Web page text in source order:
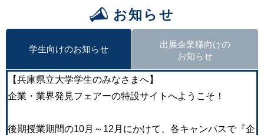
お知らせ
学生向けのお知らせ
出展企業様向けの
お知らせ
【兵庫県立大学学生のみなさまへ】
企業・業界発見フェアーの特設サイトへようこそ！
後期授業期間の10月～12月にかけて、各キャンパスで『企